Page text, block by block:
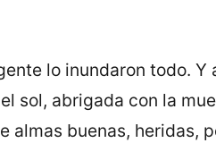
lo inundaron todo. Y
sol, abrigada con la
almas buenas, heridas,